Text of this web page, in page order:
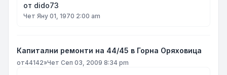
от dido73
Чет Яну 01, 1970 2:00 am
Капитални ремонти на 44/45 в Горна Оряховица
от44142»Чет Сеп 03, 2009 8:34 pm